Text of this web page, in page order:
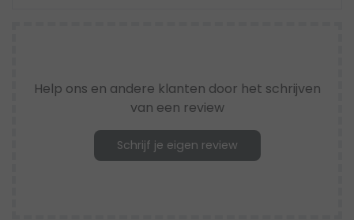
Help ons en andere klanten door het schrijven
van een review
Schrijf je eigen review